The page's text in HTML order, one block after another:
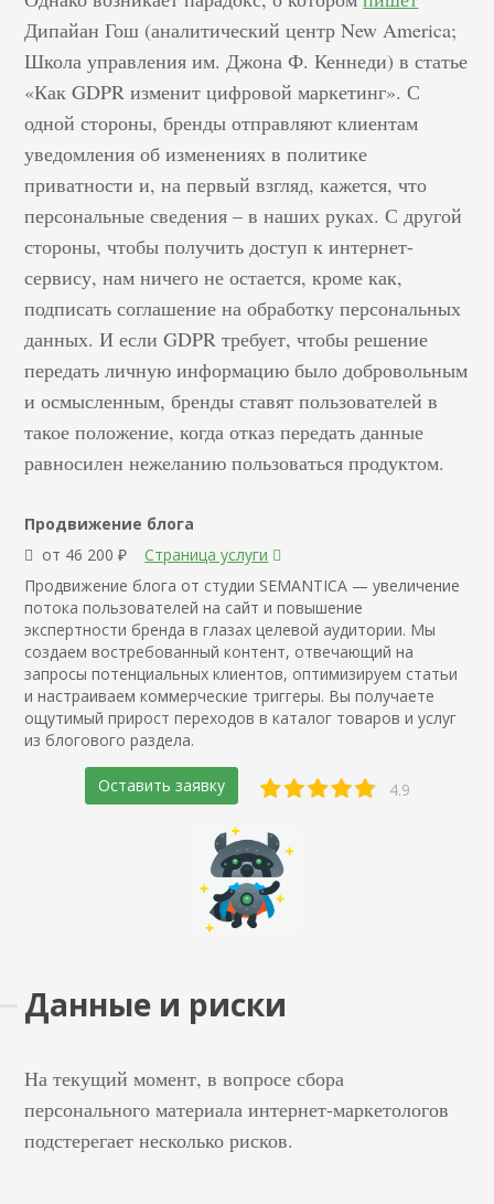
Дипайан Гош (аналитический центр New America;
Школа управления им. Джона Ф. Кеннеди) в статье
«Как GDPR изменит цифровой маркетинг». С
одной стороны, бренды отправляют клиентам
уведомления об изменениях в политике
приватности и, на первый взгляд, кажется, что
персональные сведения – в наших руках. С другой
стороны, чтобы получить доступ к интернет-
сервису, нам ничего не остается, кроме как,
подписать соглашение на обработку персональных
данных. И если GDPR требует, чтобы решение
передать личную информацию было добровольным
и осмысленным, бренды ставят пользователей в
такое положение, когда отказ передать данные
равносилен нежеланию пользоваться продуктом.
Продвижение блога
от 46 200 ₽
Страница услуги
Продвижение блога от студии SEMANTICA — увеличение
потока пользователей на сайт и повышение
экспертности бренда в глазах целевой аудитории. Мы
создаем востребованный контент, отвечающий на
запросы потенциальных клиентов, оптимизируем статьи
и настраиваем коммерческие триггеры. Вы получаете
ощутимый прирост переходов в каталог товаров и услуг
из блогового раздела.
Оставить заявку 4.9
Данные и риски
На текущий момент, в вопросе сбора
персонального материала интернет-маркетологов
подстерегает несколько рисков.